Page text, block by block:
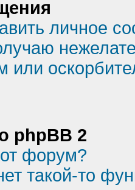
личное
или
phpBB 2
форум?
такой-то